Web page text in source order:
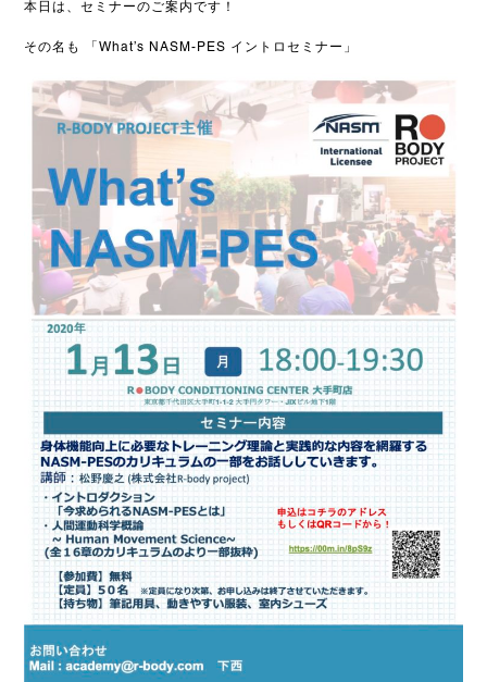
本日は、セミナーのご案内です！
その名も 「What’s NASM-PES イントロセミナー」